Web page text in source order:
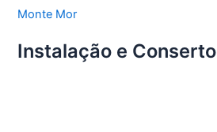
Monte Mor
Instalação e Conserto